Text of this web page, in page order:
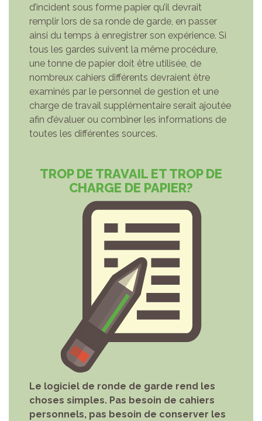
d’incident sous forme papier qu’il devrait
remplir lors de sa ronde de garde, en passer
ainsi du temps à enregistrer son expérience. Si
tous les gardes suivent la même procédure,
une tonne de papier doit être utilisée, de
nombreux cahiers différents devraient être
examinés par le personnel de gestion et une
charge de travail supplémentaire serait ajoutée
afin d’évaluer ou combiner les informations de
toutes les différentes sources.
TROP DE TRAVAIL ET TROP DE
CHARGE DE PAPIER?
Le logiciel de ronde de garde rend les
choses simples. Pas besoin de cahiers
personnels, pas besoin de conserver les